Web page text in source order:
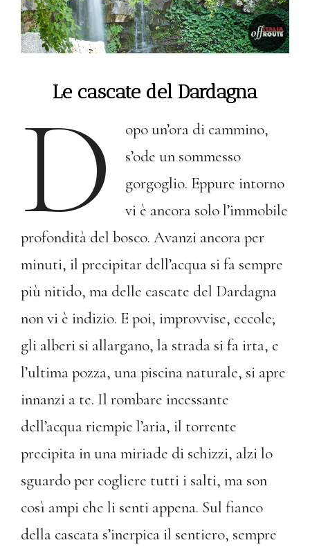
Le cascate del Dardagna
D
opo un’ora di cammino,
s’ode un sommesso
gorgoglio. Eppure intorno
vi è ancora solo l’immobile
profondità del bosco. Avanzi ancora per
minuti, il precipitar dell’acqua si fa sempre
più nitido, ma delle cascate del Dardagna
non vi è indizio. E poi, improvvise, eccole;
gli alberi si allargano, la strada si fa irta, e
l’ultima pozza, una piscina naturale, si apre
innanzi a te. Il rombare incessante
dell’acqua riempie l’aria, il torrente
precipita in una miriade di schizzi, alzi lo
sguardo per cogliere tutti i salti, ma son
così ampi che li senti appena. Sul fianco
della cascata s’inerpica il sentiero, sempre